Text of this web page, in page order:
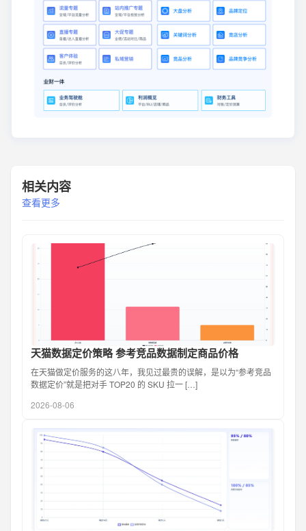
相关内容
查看更多
天猫数据定价策略 参考竞品数据制定商品价格
在天猫做定价服务的这八年，我见过最贵的误解，是以为“参考竞品
数据定价”就是把对手 TOP20 的 SKU 拉一 […]
2026-08-06